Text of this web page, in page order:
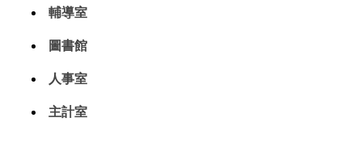
輔導室
圖書館
人事室
主計室